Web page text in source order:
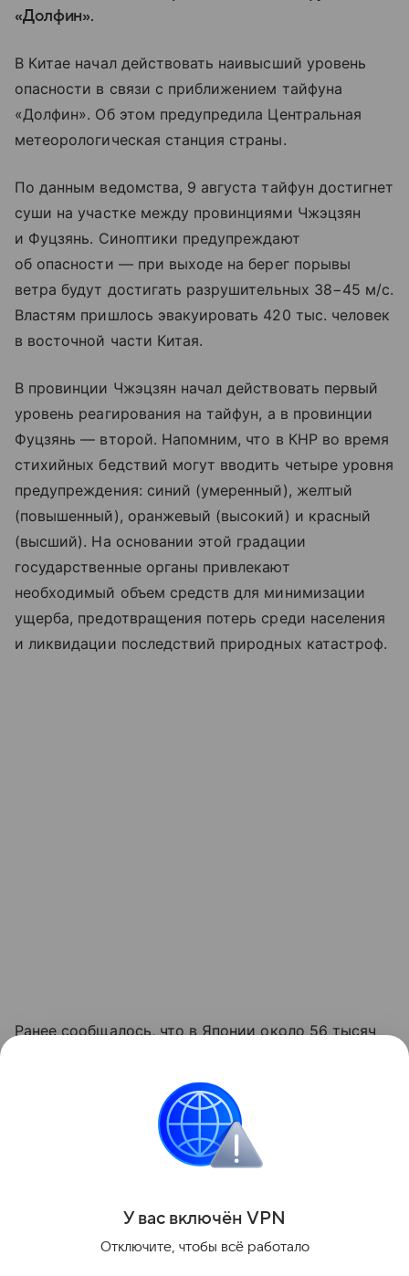
«Долфин».
В Китае начал действовать наивысший уровень
опасности в связи с приближением тайфуна
«Долфин». Об этом предупредила Центральная
метеорологическая станция страны.
По данным ведомства, 9 августа тайфун достигнет
суши на участке между провинциями Чжэцзян
и Фуцзянь. Синоптики предупреждают
об опасности — при выходе на берег порывы
ветра будут достигать разрушительных 38−45 м/с.
Властям пришлось эвакуировать 420 тыс. человек
в восточной части Китая.
В провинции Чжэцзян начал действовать первый
уровень реагирования на тайфун, а в провинции
Фуцзянь — второй. Напомним, что в КНР во время
стихийных бедствий могут вводить четыре уровня
предупреждения: синий (умеренный), желтый
(повышенный), оранжевый (высокий) и красный
(высший). На основании этой градации
государственные органы привлекают
необходимый объем средств для минимизации
ущерба, предотвращения потерь среди населения
и ликвидации последствий природных катастроф.
Ранее сообщалось, что в Японии около 56 тысяч
Достоверные новости всегда под рукой —
в канале «МК» в MAX.
Поделиться
У вас включён VPN
Отключите, чтобы всё работало